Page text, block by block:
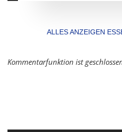
ALLES ANZEIGEN
Kommentarfunktion ist